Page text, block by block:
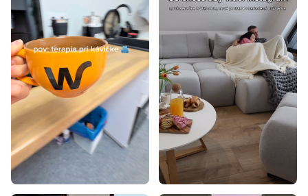
Lacné postele
Luxusné postele z masívu
Postele z masívu s úložným priestorom
Postele na chatu
Nízke postele
Veľké postele
Vysoké postele s úložným priestorom
Lacné postele z masívu